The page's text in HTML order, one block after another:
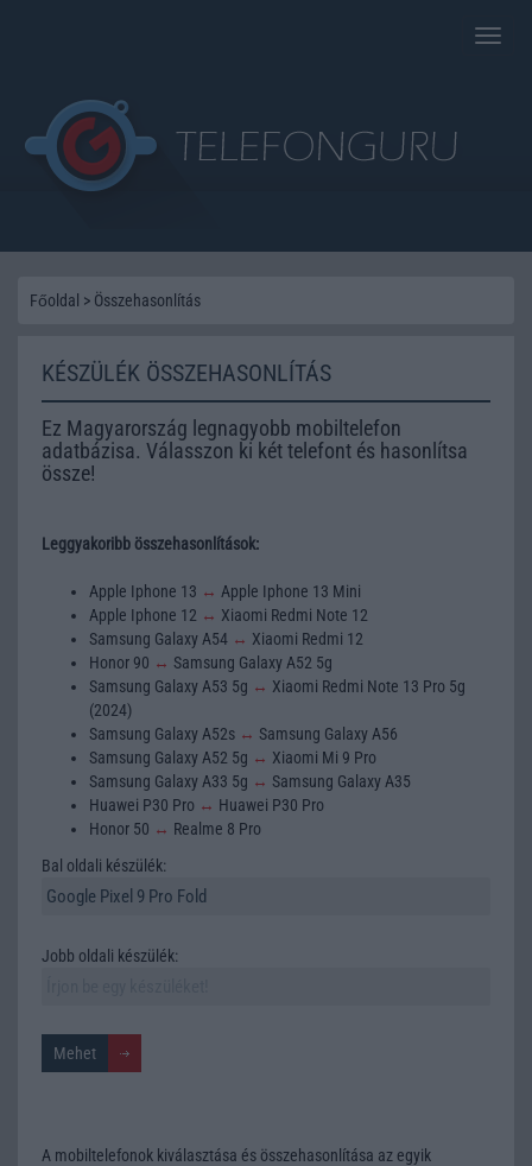
Toggle
Főoldal > Összehasonlítás
KÉSZÜLÉK ÖSSZEHASONLÍTÁS
Ez Magyarország legnagyobb mobiltelefon
adatbázisa. Válasszon ki két telefont és hasonlítsa
össze!
Leggyakoribb összehasonlítások:
Apple Iphone 13 ↔ Apple Iphone 13 Mini
Apple Iphone 12 ↔ Xiaomi Redmi Note 12
Samsung Galaxy A54 ↔ Xiaomi Redmi 12
Honor 90 ↔ Samsung Galaxy A52 5g
Samsung Galaxy A53 5g ↔ Xiaomi Redmi Note 13 Pro 5g
(2024)
Samsung Galaxy A52s ↔ Samsung Galaxy A56
Samsung Galaxy A52 5g ↔ Xiaomi Mi 9 Pro
Samsung Galaxy A33 5g ↔ Samsung Galaxy A35
Huawei P30 Pro ↔ Huawei P30 Pro
Honor 50 ↔ Realme 8 Pro
Bal oldali készülék:
Jobb oldali készülék:
A mobiltelefonok kiválasztása és összehasonlítása az egyik